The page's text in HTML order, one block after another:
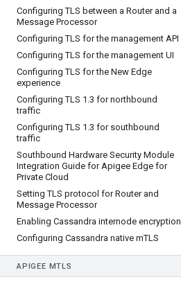
Configuring TLS between a Router and a
Message Processor
Configuring TLS for the management API
Configuring TLS for the management UI
Configuring TLS for the New Edge
experience
Configuring TLS 1 .3 for northbound
traffic
Configuring TLS 1 .3 for southbound
traffic
Southbound Hardware Security Module
Integration Guide for Apigee Edge for
Private Cloud
Setting TLS protocol for Router and
Message Processor
Enabling Cassandra internode encryption
Configuring Cassandra native mTLS
APIGEE MTLS